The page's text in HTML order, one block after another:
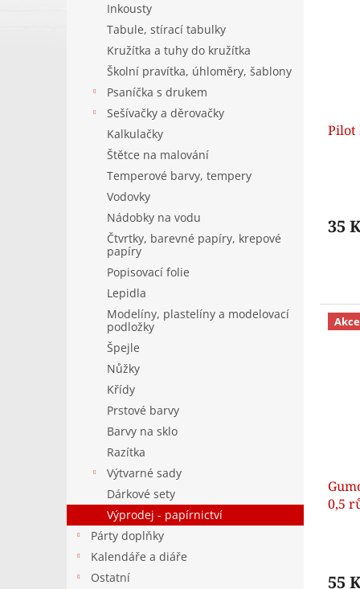
Inkousty
Tabule, stírací tabulky
Kružítka a tuhy do kružítka
Školní pravítka, úhloměry, šablony
Psaníčka s drukem
Sešívačky a děrovačky
Kalkulačky
Štětce na malování
Temperové barvy, tempery
Vodovky
Nádobky na vodu
Čtvrtky, barevné papíry, krepové
papíry
Popisovací folie
Lepidla
Modelíny, plastelíny a modelovací
podložky
Špejle
Nůžky
Křídy
Prstové barvy
Barvy na sklo
Razítka
Výtvarné sady
Dárkové sety
Výprodej - papírnictví
Párty doplňky
Kalendáře a diáře
Ostatní
Pilot
35
Akce
0,5
55